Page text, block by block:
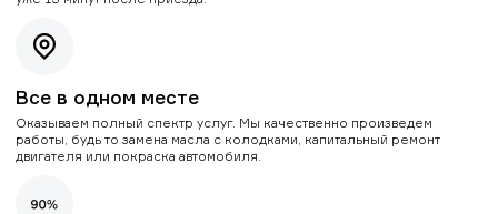
Все в одном месте
Оказываем полный спектр услуг. Мы качественно произведем
работы, будь то замена масла с колодками, капитальный ремонт
двигателя или покраска автомобиля.